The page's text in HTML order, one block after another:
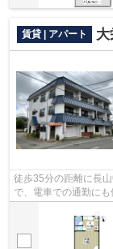
賃貸 | アパート 大
徒歩35分の距離に長
で、電車での通勤に
高いアパートです。